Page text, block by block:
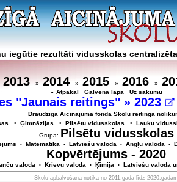
iegūtie rezultāti vidusskolas
2013» 2014» 2015» 2016»
« Atpakaļ Galvenā lapa Uz sākumu
"Jaunais reitings" »2023
Draudzīgā Aicinājuma fonda Skolu reitinga
• Ģimnāzijas • Pilsētu vidusskolas • Lauku
Grupa: Pilsētu vidusskolas
• Matemātika • Latviešu valoda • Angļu valoda •
Kopvērtējums - 2020
valoda • Krievu valoda • Ķīmija • Latviešu valoda
Skolu apbalvošana notika no 2011.gada līdz 2020.gadam